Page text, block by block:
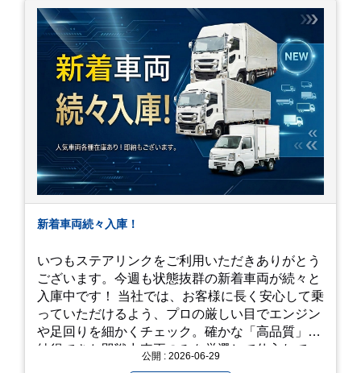
新着車両続々入庫！
いつもステアリンクをご利用いただきありがとう
ございます。今週も状態抜群の新着車両が続々と
入庫中です！ 当社では、お客様に長く安心して乗
っていただけるよう、プロの厳しい目でエンジン
や足回りを細かくチェック。確かな「高品質」と
納得できた即戦力車両のみを厳選して仕入れてい
公開 : 2026-06-29